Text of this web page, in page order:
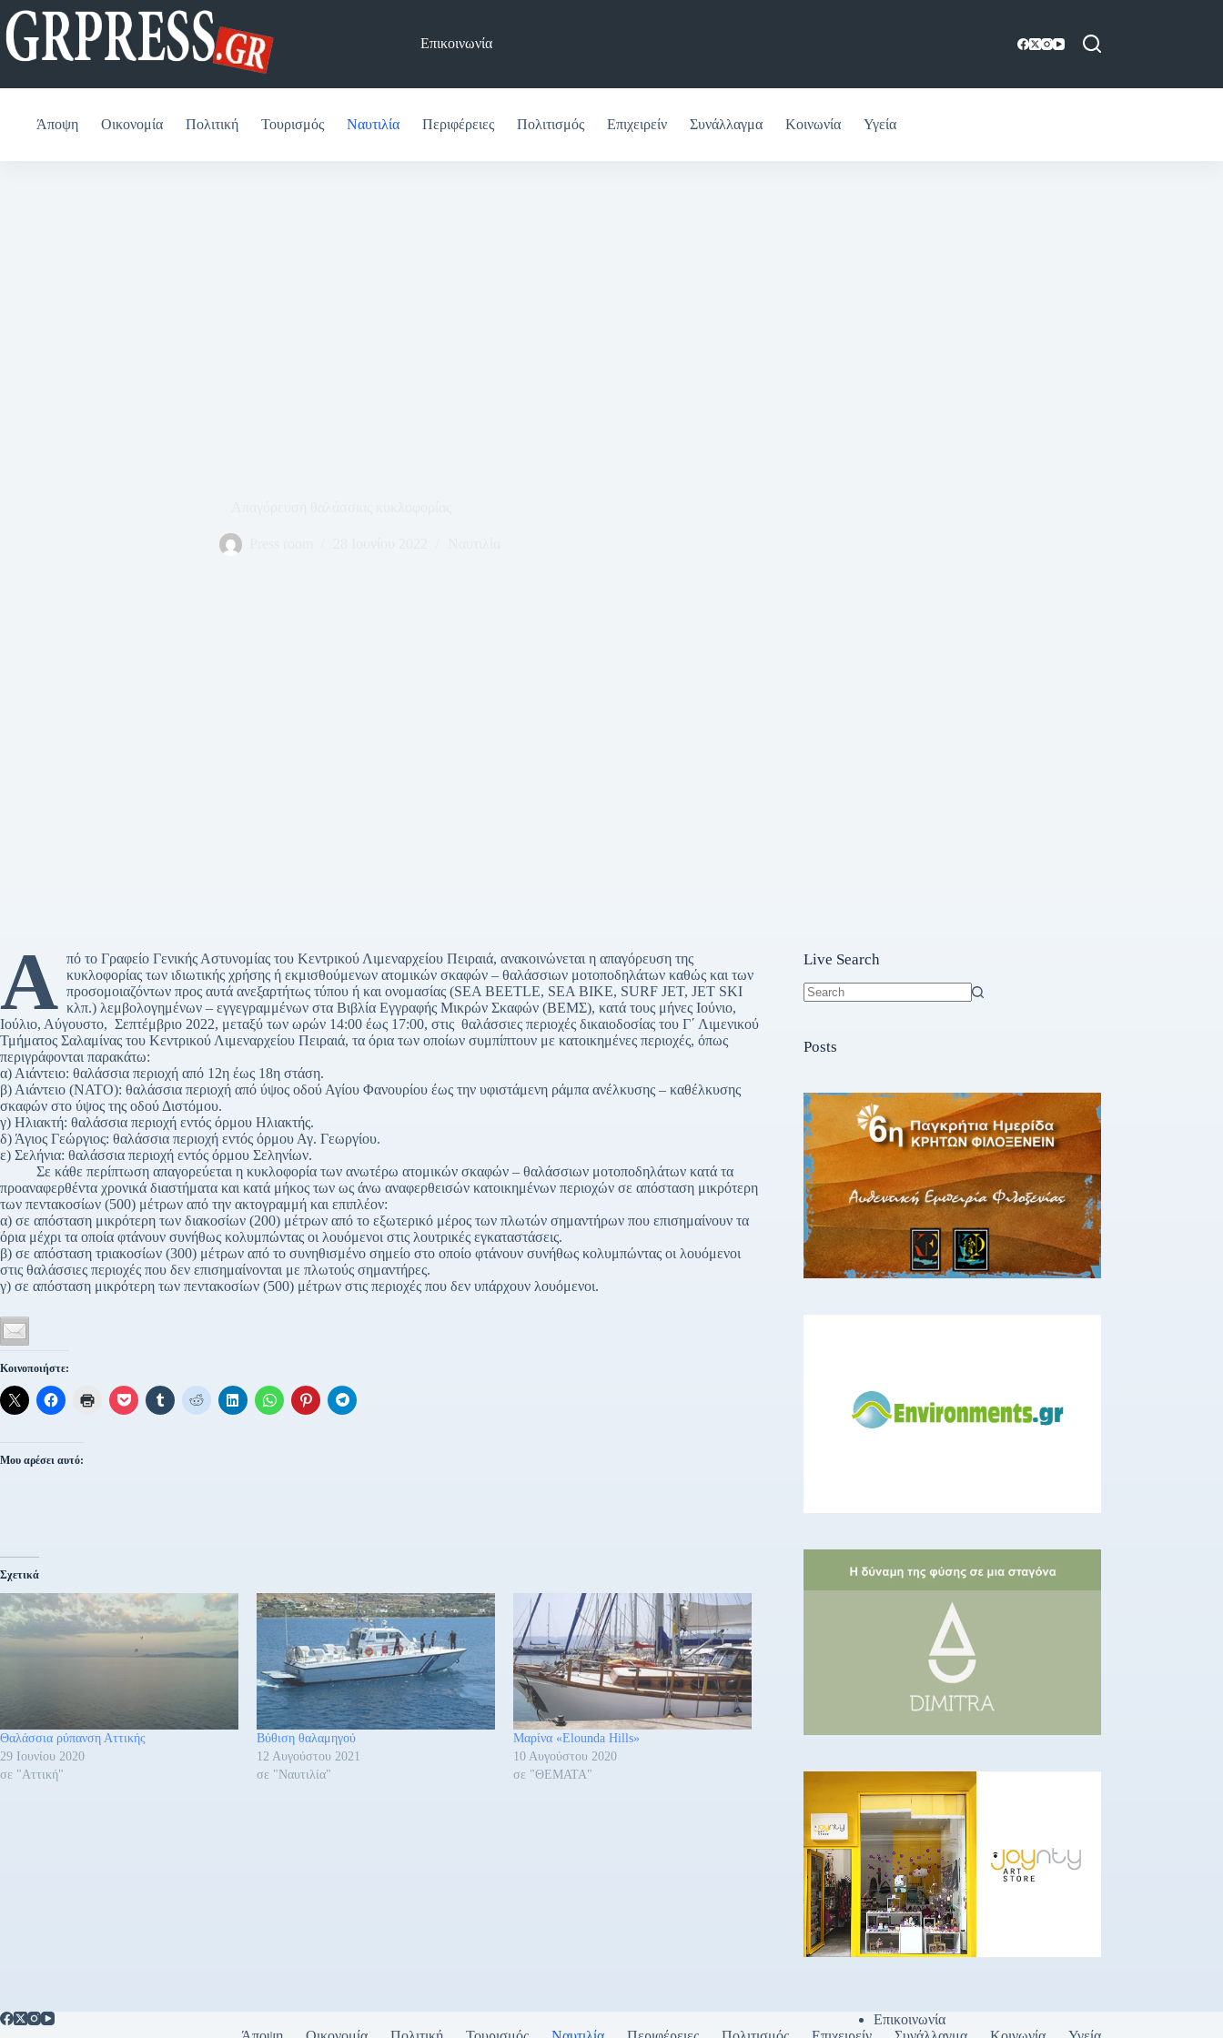
Μετάβαση
στο
περιεχόμενο
Επικοινωνία
Άποψη Οικονομία Πολιτική Τουρισμός Ναυτιλία Περιφέρειες Πολιτισμός Επιχειρείν Συνάλλαγμα Κοινωνία Υγεία
Α πό το Γραφείο Γενικής Αστυνομίας του Κεντρικού Λιμεναρχείου Πειραιά, ανακοινώνεται η απαγόρευση της
κυκλοφορίας των ιδιωτικής χρήσης ή εκμισθούμενων ατομικών σκαφών – θαλάσσιων μοτοποδηλάτων καθώς και των
προσομοιαζόντων προς αυτά ανεξαρτήτως τύπου ή και ονομασίας (SEA BEETLE, SEA BIKE, SURF JET, JET SKI
κλπ.) λεμβολογημένων – εγγεγραμμένων στα Βιβλία Εγγραφής Μικρών Σκαφών (ΒΕΜΣ), κατά τους μήνες Ιούνιο,
Ιούλιο, Αύγουστο, Σεπτέμβριο 2022, μεταξύ των ωρών 14:00 έως 17:00, στις θαλάσσιες περιοχές δικαιοδοσίας του Γ΄ Λιμενικού
Τμήματος Σαλαμίνας του Κεντρικού Λιμεναρχείου Πειραιά, τα όρια των οποίων συμπίπτουν με κατοικημένες περιοχές, όπως
περιγράφονται παρακάτω:
α) Αιάντειο: θαλάσσια περιοχή από 12η έως 18η στάση.
β) Αιάντειο (ΝΑΤΟ): θαλάσσια περιοχή από ύψος οδού Αγίου Φανουρίου έως την υφιστάμενη ράμπα ανέλκυσης – καθέλκυσης
σκαφών στο ύψος της οδού Διστόμου.
γ) Ηλιακτή: θαλάσσια περιοχή εντός όρμου Ηλιακτής.
δ) Άγιος Γεώργιος: θαλάσσια περιοχή εντός όρμου Αγ. Γεωργίου.
ε) Σελήνια: θαλάσσια περιοχή εντός όρμου Σεληνίων.
Σε κάθε περίπτωση απαγορεύεται η κυκλοφορία των ανωτέρω ατομικών σκαφών – θαλάσσιων μοτοποδηλάτων κατά τα
προαναφερθέντα χρονικά διαστήματα και κατά μήκος των ως άνω αναφερθεισών κατοικημένων περιοχών σε απόσταση μικρότερη
των πεντακοσίων (500) μέτρων από την ακτογραμμή και επιπλέον:
α) σε απόσταση μικρότερη των διακοσίων (200) μέτρων από το εξωτερικό μέρος των πλωτών σημαντήρων που επισημαίνουν τα
όρια μέχρι τα οποία φτάνουν συνήθως κολυμπώντας οι λουόμενοι στις λουτρικές εγκαταστάσεις.
β) σε απόσταση τριακοσίων (300) μέτρων από το συνηθισμένο σημείο στο οποίο φτάνουν συνήθως κολυμπώντας οι λουόμενοι
στις θαλάσσιες περιοχές που δεν επισημαίνονται με πλωτούς σημαντήρες.
γ) σε απόσταση μικρότερη των πεντακοσίων (500) μέτρων στις περιοχές που δεν υπάρχουν λουόμενοι.
Κοινοποιήστε:
Μου αρέσει αυτό:
Σχετικά
Θαλάσσια ρύπανση Αττικής
29 Ιουνίου 2020
σε "Αττική"
Βύθιση θαλαμηγού
12 Αυγούστου 2021
σε "Ναυτιλία"
Μαρίνα «Elounda Hills»
10 Αυγούστου 2020
σε "ΘΕΜΑΤΑ"
Live Search
Posts
Επικοινωνία